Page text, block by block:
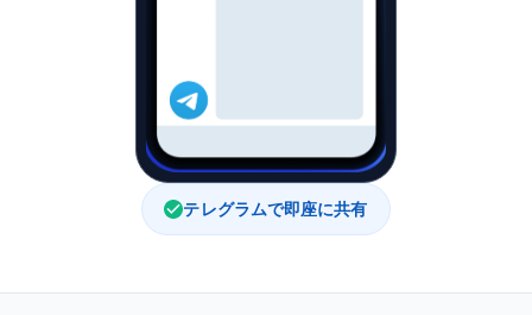
テレグラムで即座に共有